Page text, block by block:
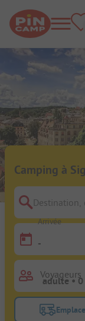
Camping à
Destination,
Arrivée
-
Voyageurs